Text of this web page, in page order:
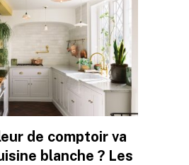
de comptoir va
blanche ? Les